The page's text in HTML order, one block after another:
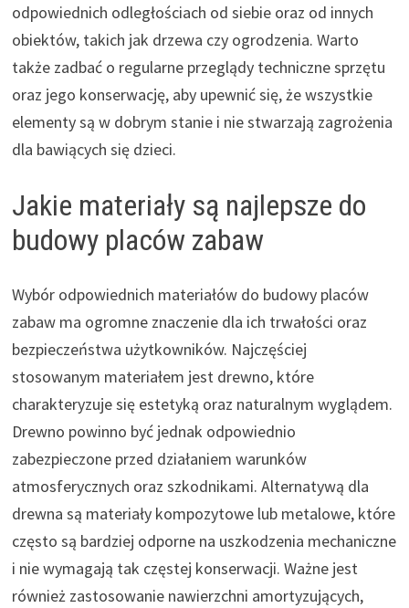
odpowiednich odległościach od siebie oraz od innych
obiektów, takich jak drzewa czy ogrodzenia. Warto
także zadbać o regularne przeglądy techniczne sprzętu
oraz jego konserwację, aby upewnić się, że wszystkie
elementy są w dobrym stanie i nie stwarzają zagrożenia
dla bawiących się dzieci.
Jakie materiały są najlepsze do
budowy placów zabaw
Wybór odpowiednich materiałów do budowy placów
zabaw ma ogromne znaczenie dla ich trwałości oraz
bezpieczeństwa użytkowników. Najczęściej
stosowanym materiałem jest drewno, które
charakteryzuje się estetyką oraz naturalnym wyglądem.
Drewno powinno być jednak odpowiednio
zabezpieczone przed działaniem warunków
atmosferycznych oraz szkodnikami. Alternatywą dla
drewna są materiały kompozytowe lub metalowe, które
często są bardziej odporne na uszkodzenia mechaniczne
i nie wymagają tak częstej konserwacji. Ważne jest
również zastosowanie nawierzchni amortyzujących,